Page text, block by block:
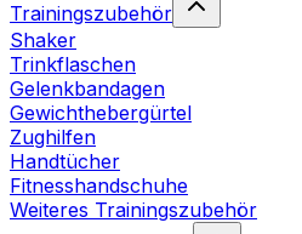
Trainingszubehör
Shaker
Trinkflaschen
Gelenkbandagen
Gewichthebergürtel
Zughilfen
Handtücher
Fitnesshandschuhe
Weiteres Trainingszubehör